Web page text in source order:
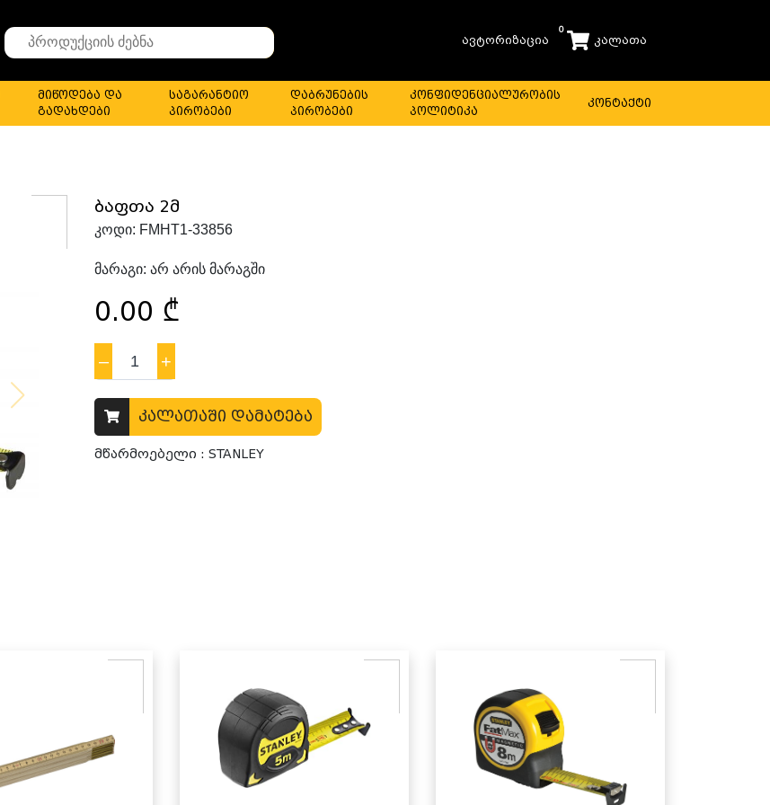
Search
for
ავტორიზაცია
0
კალათა
მიწოდება და
გადახდები
საგარანტიო
პირობები
დაბრუნების
პირობები
კონფიდენციალურობის
პოლიტიკა
კონტაქტი
ბაფთა 2მ
კოდი: FMHT1-33856
მარაგი: არ არის მარაგში
0.00 ₾
– 1 +
კალათაში დამატება
მწარმოებელი : STANLEY